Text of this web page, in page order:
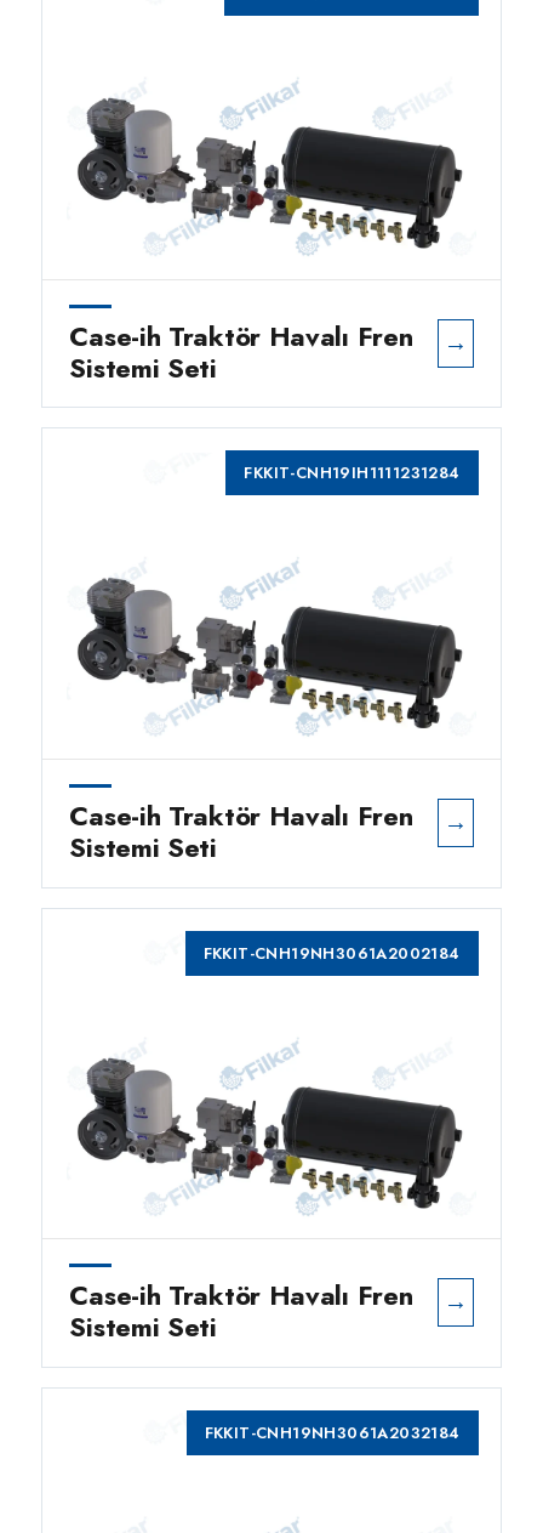
Case-ih Traktör Havalı Fren
Sistemi Seti
→
FKKIT-CNH19IH1111231284
Case-ih Traktör Havalı Fren
Sistemi Seti
→
FKKIT-CNH19NH3061A2002184
Case-ih Traktör Havalı Fren
Sistemi Seti
→
FKKIT-CNH19NH3061A2032184